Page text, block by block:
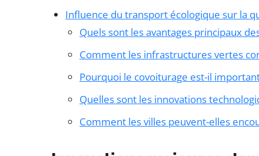
Influence du transport écologique sur la
Quels sont les avantages principaux
Comment les infrastructures vertes
Pourquoi le covoiturage est-il
Quelles sont les innovations
Comment les villes peuvent-elles